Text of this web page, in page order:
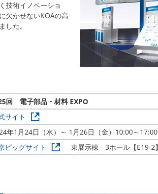
技術イノベーショ
欠かせないKOAの高
した。
回 電子部品・材料 EXPO
サイト
年1月24日（水）～ 1月26日（金）10:00～17:00
ビッグサイト 東展示棟 3ホール【E19-2】